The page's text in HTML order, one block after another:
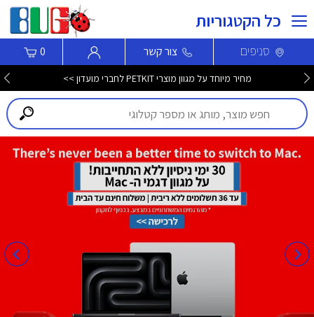
כל הקטגוריות
סניפים צור קשר 0
מחיר מיוחד על מגוון מוצרי PETKIT לחברי מועדון >>